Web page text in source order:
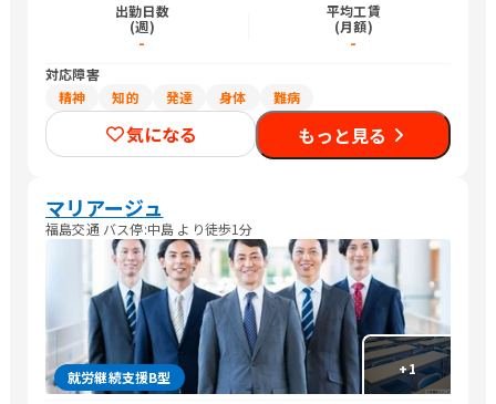
出勤日数
(週)
-
平均工賃
(月額)
-
対応障害
精神
知的 発達 身体 難病
気になる もっと見る
マリアージュ
福島交通 バス停:中島 より徒歩1分
+1
就労継続支援B型